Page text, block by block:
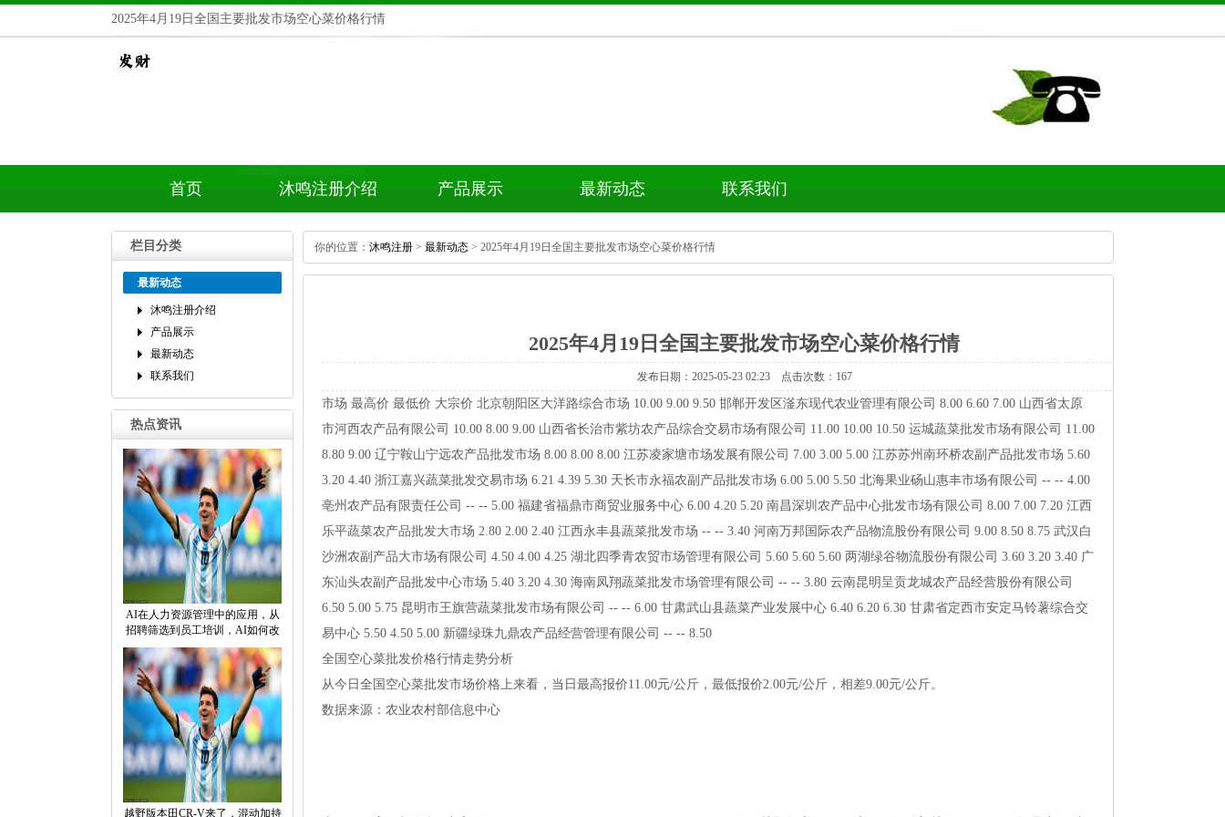
2025年4月19日全国主要批发市场空心菜价格行情
首页 沐鸣注册介绍 产品展示 最新动态 联系我们
栏目分类
最新动态
沐鸣注册介绍
产品展示
最新动态
联系我们
热点资讯
AI在人力资源管理中的应用，从
招聘筛选到员工培训，AI如何改
越野版本田CR-V来了，混动加持
你的位置： 沐鸣注册 > 最新动态 >2025年4月19日全国主要批发市场空心菜价格行情
2025年4月19日全国主要批发市场空心菜价格行情
发布日期：2025-05-2302:23点击次数：167
市场最高价最低价大宗价北京朝阳区大洋路综合市场10.009.009.50邯郸开发区滏东现代农业管理有限公司8.006.607.00山西省太原
市河西农产品有限公司10.008.009.00山西省长治市紫坊农产品综合交易市场有限公司11.0010.0010.50运城蔬菜批发市场有限公司11.00
8.809.00辽宁鞍山宁远农产品批发市场8.008.008.00江苏凌家塘市场发展有限公司7.003.005.00江苏苏州南环桥农副产品批发市场5.60
3.204.40浙江嘉兴蔬菜批发交易市场6.214.395.30天长市永福农副产品批发市场6.005.005.50北海果业砀山惠丰市场有限公司----4.00
亳州农产品有限责任公司----5.00福建省福鼎市商贸业服务中心6.004.205.20南昌深圳农产品中心批发市场有限公司8.007.007.20江西
乐平蔬菜农产品批发大市场2.802.002.40江西永丰县蔬菜批发市场----3.40河南万邦国际农产品物流股份有限公司9.008.508.75武汉白
沙洲农副产品大市场有限公司4.504.004.25湖北四季青农贸市场管理有限公司5.605.605.60两湖绿谷物流股份有限公司3.603.203.40广
东汕头农副产品批发中心市场5.403.204.30海南凤翔蔬菜批发市场管理有限公司----3.80云南昆明呈贡龙城农产品经营股份有限公司
6.505.005.75昆明市王旗营蔬菜批发市场有限公司----6.00甘肃武山县蔬菜产业发展中心6.406.206.30甘肃省定西市安定马铃薯综合交
易中心5.504.505.00新疆绿珠九鼎农产品经营管理有限公司----8.50
全国空心菜批发价格行情走势分析
从今日全国空心菜批发市场价格上来看，当日最高报价11.00元/公斤，最低报价2.00元/公斤，相差9.00元/公斤。
数据来源：农业农村部信息中心